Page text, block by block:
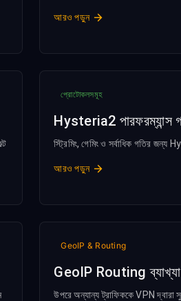
আরও পড়ুন
প্রোটোকলসমূহ
Hysteria2 পারফরম্যান্স
স্ট্রিমিং, গেমিং ও সর্বাধিক গতির
আরও পড়ুন
GeoIP & Routing
GeoIP Routing ব্যাখ্যা
উপরে অন্যান্য ট্রাফিককে VPN দ্বারা